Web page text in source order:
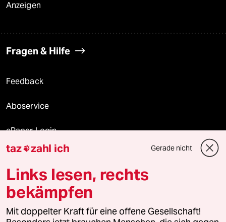
Anzeigen
Fragen & Hilfe
Feedback
Aboservice
ePaper Login
Downloads für Abonnierende
© 2026 taz Verlags und Vertriebs GmbH
Alle Rechte vorbehalten. Bei rechtlichen Fragen oder für Genehmigungen
wenden Sie sich bitte an
lizenzen@taz.de
taz zahl ich Gerade nicht
Links lesen, rechts
bekämpfen
Mit doppelter Kraft für eine offene Gesellschaft!